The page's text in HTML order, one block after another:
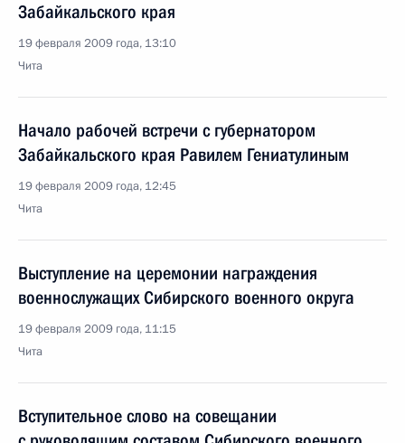
Забайкальского края
19 февраля 2009 года, 13:10
Чита
Начало рабочей встречи с губернатором
Забайкальского края Равилем Гениатулиным
19 февраля 2009 года, 12:45
Чита
Выступление на церемонии награждения
военнослужащих Сибирского военного округа
19 февраля 2009 года, 11:15
Чита
Вступительное слово на совещании